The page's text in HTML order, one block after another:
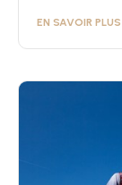
EN SAVOIR PLUS